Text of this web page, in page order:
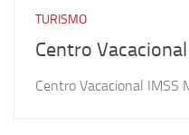
TURISMO
Centro
Centro Vacacional IMSS